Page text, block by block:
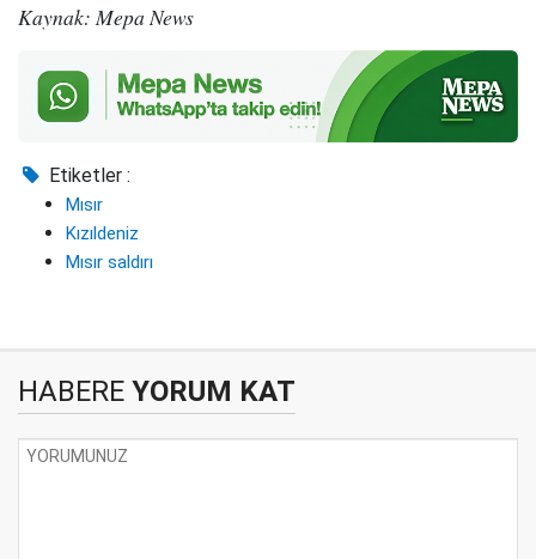
Kaynak: Mepa News
Etiketler :
Mısır
Kızıldeniz
Mısır saldırı
HABERE YORUM KAT